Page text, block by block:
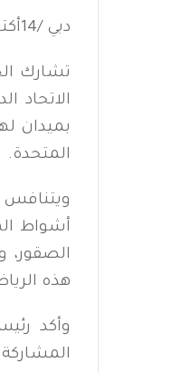
دبي /14أكتوبر:
تشارك
بميدان
المتحدة.
أشواط
الصقور،
هذه
وأكد